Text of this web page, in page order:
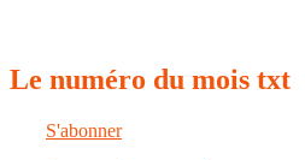
Le numéro du mois txt
S'abonner